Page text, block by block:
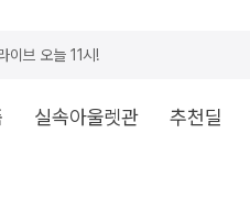
이브 오늘 11시!
실속아울렛관 추천딜